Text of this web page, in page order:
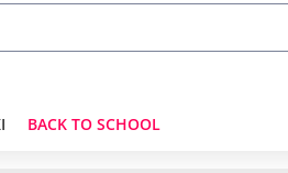
BACK TO SCHOOL